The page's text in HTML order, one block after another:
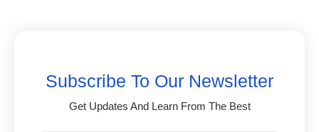
Subscribe To Our Newsletter
Get Updates And Learn From The Best